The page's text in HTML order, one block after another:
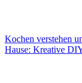
Kochen verstehen
Hause: Kreative